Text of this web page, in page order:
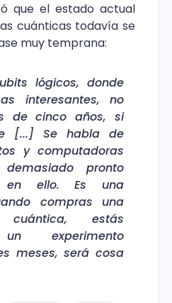
que el estado actual
cuánticas todavía se
muy temprana:
lógicos, donde
interesantes, no
de cinco años, si
[...] Se habla de
y computadoras
pronto
en ello. Es una
compras una
cuántica, estás
experimento
meses, será cosa